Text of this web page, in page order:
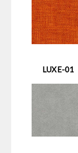
LUXE-01